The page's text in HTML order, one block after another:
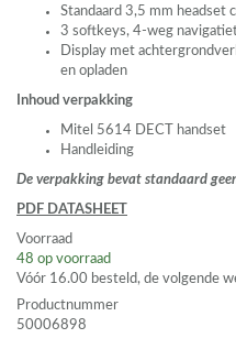
Standaard 3,5 mm headset
3 softkeys, 4-weg
Display met
en opladen
Inhoud verpakking
Mitel 5614 DECT
handset
Handleiding
De verpakking bevat standaard
PDF DATASHEET
Voorraad
48 op voorraad
Vóór 16.00 besteld, de volgende
Productnummer
50006898